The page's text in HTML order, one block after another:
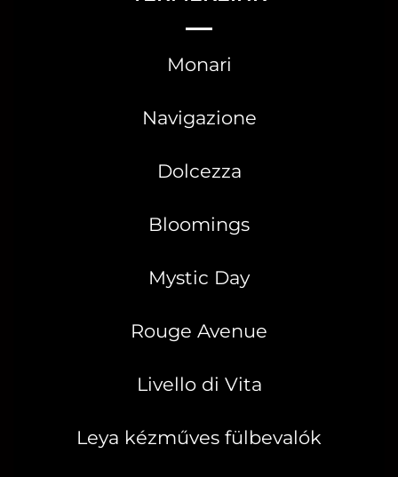
Monari
Navigazione
Dolcezza
Bloomings
Mystic Day
Rouge Avenue
Livello di Vita
Leya kézműves fülbevalók